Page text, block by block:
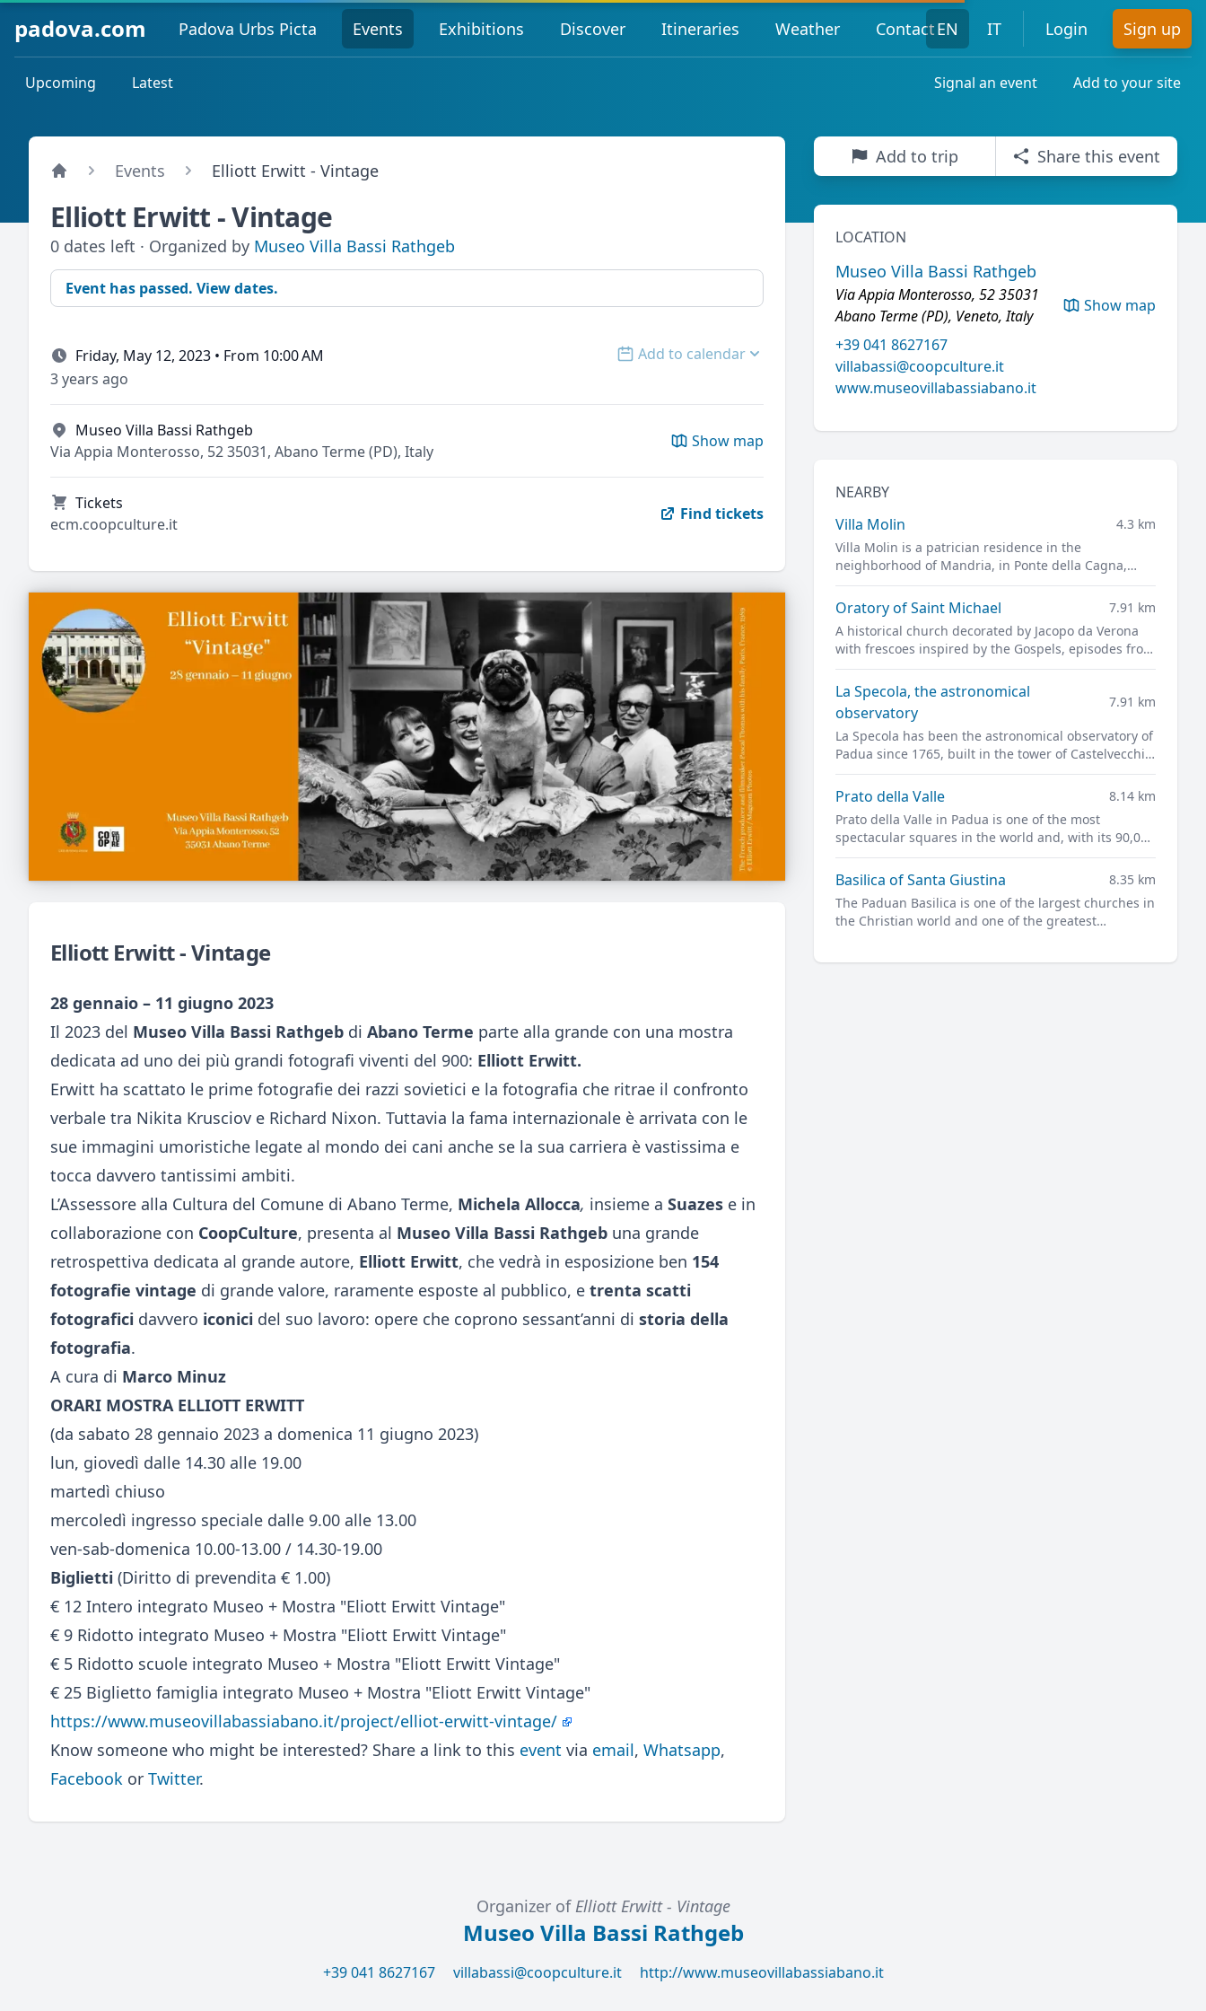
padova.com Padova Urbs Picta Events Exhibitions Discover Itineraries Weather ContactEN IT Login Sign up
Upcoming Latest Signal an event Add to your site
Events Elliott Erwitt - Vintage
Elliott Erwitt - Vintage
0 dates left · Organized by Museo Villa Bassi Rathgeb
Event has passed. View dates.
Friday, May 12, 2023 • From 10:00 AM Open options
Add to calendar
3 years ago
Museo Villa Bassi Rathgeb
Via Appia Monterosso, 52 35031, Abano Terme (PD), Italy
Show map
Tickets
ecm.coopculture.it
Find tickets
Elliott Erwitt - Vintage
28 gennaio – 11 giugno 2023
Il 2023 del Museo Villa Bassi Rathgeb di Abano Terme parte alla grande con una mostra
dedicata ad uno dei più grandi fotografi viventi del 900: Elliott Erwitt.
Erwitt ha scattato le prime fotografie dei razzi sovietici e la fotografia che ritrae il confronto
verbale tra Nikita Krusciov e Richard Nixon. Tuttavia la fama internazionale è arrivata con le
sue immagini umoristiche legate al mondo dei cani anche se la sua carriera è vastissima e
tocca davvero tantissimi ambiti.
L’Assessore alla Cultura del Comune di Abano Terme, Michela Allocca, insieme a Suazes e in
collaborazione con CoopCulture, presenta al Museo Villa Bassi Rathgeb una grande
retrospettiva dedicata al grande autore, Elliott Erwitt, che vedrà in esposizione ben 154
fotografie vintage di grande valore, raramente esposte al pubblico, e trenta scatti
fotografici davvero iconici del suo lavoro: opere che coprono sessant’anni di storia della
fotografia.
A cura di Marco Minuz
ORARI MOSTRA ELLIOTT ERWITT
(da sabato 28 gennaio 2023 a domenica 11 giugno 2023)
lun, giovedì dalle 14.30 alle 19.00
martedì chiuso
mercoledì ingresso speciale dalle 9.00 alle 13.00
ven-sab-domenica 10.00-13.00 / 14.30-19.00
Biglietti (Diritto di prevendita € 1.00)
€ 12 Intero integrato Museo + Mostra "Eliott Erwitt Vintage"
€ 9 Ridotto integrato Museo + Mostra "Eliott Erwitt Vintage"
€ 5 Ridotto scuole integrato Museo + Mostra "Eliott Erwitt Vintage"
€ 25 Biglietto famiglia integrato Museo + Mostra "Eliott Erwitt Vintage"
https://www.museovillabassiabano.it/project/elliot-erwitt-vintage/
Know someone who might be interested? Share a link to this event via email, Whatsapp,
Facebook or Twitter.
Add to trip Share this event
LOCATION
Museo Villa Bassi Rathgeb
Via Appia Monterosso, 52 35031
Abano Terme (PD), Veneto, Italy
Show map
+39 041 8627167
villabassi@coopculture.it
www.museovillabassiabano.it
NEARBY
Villa Molin
4.3 km
Villa Molin is a patrician residence in the
neighborhood of Mandria, in Ponte della Cagna,
south of Padua. It was designed for Nicolò Molin, a
Venetian noble, by Vincenzo Scamozzi and
completed in 1597.
Oratory of Saint Michael
7.91 km
A historical church decorated by Jacopo da Verona
with frescoes inspired by the Gospels, episodes from
daily life, and portraits of leading figures of
fourteenth-century Padua
La Specola, the astronomical
observatory
7.91 km
La Specola has been the astronomical observatory of
Padua since 1765, built in the tower of Castelvecchio,
the ancient castle of the city and the pride of
medieval Padua.
Prato della Valle
8.14 km
Prato della Valle in Padua is one of the most
spectacular squares in the world and, with its 90,000
square meters, is one of the largest in Europe.
Basilica of Santa Giustina
8.35 km
The Paduan Basilica is one of the largest churches in
the Christian world and one of the greatest
Organizer of Elliott Erwitt - Vintage
Museo Villa Bassi Rathgeb
+39 041 8627167 villabassi@coopculture.it http://www.museovillabassiabano.it